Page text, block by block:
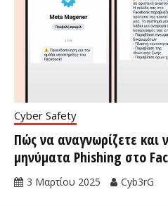
Cyber Safety
Πώς να αναγνωρίζετε και
μηνύματα Phishing στο
3 Μαρτίου 2025 Cyb3rG